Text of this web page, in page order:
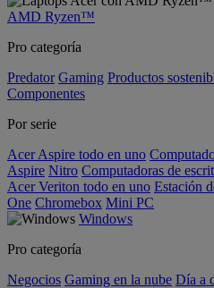
AMD Ryzen™
Pro categoría
Predator Gaming Productos
Componentes
Por serie
Acer Aspire todo en uno
Aspire Nitro Computadoras de
Acer Veriton todo en uno Estación
One Chromebox Mini PC
Windows
Pro categoría
Negocios Gaming en la nube Día a